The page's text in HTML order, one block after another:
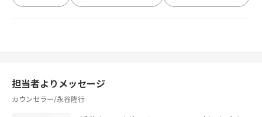
担当者よりメッセージ
カウンセラー/永谷隆行